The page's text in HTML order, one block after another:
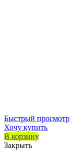
Быстрый просмотр
Хочу купить
В корзину
Закрыть